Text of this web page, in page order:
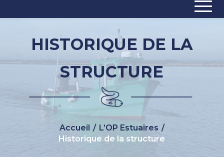
HISTORIQUE DE LA
STRUCTURE
Accueil / L’OP Estuaires /
Historique de la structure